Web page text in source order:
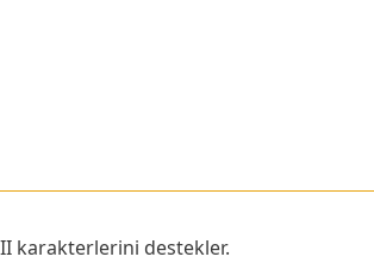
karakterlerini destekler.